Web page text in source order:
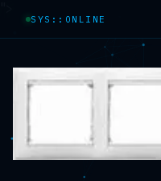
SYS::ONLINE